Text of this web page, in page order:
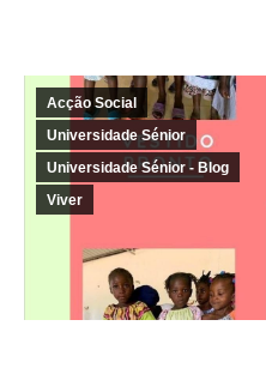
Acção Social
Universidade Sénior
Universidade Sénior - Blog
Viver